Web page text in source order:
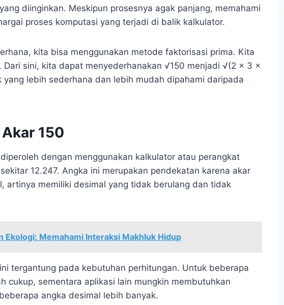
diinginkan. Meskipun prosesnya agak panjang, memahami
proses komputasi yang terjadi di balik kalkulator.
kita bisa menggunakan metode faktorisasi prima. Kita
sini, kita dapat menyederhanakan √150 menjadi √(2 x 3 x
yang lebih sederhana dan lebih mudah dipahami daripada
150
dengan menggunakan kalkulator atau perangkat
12.247. Angka ini merupakan pendekatan karena akar
artinya memiliki desimal yang tidak berulang dan tidak
Ekologi: Memahami Interaksi Makhluk Hidup
tergantung pada kebutuhan perhitungan. Untuk beberapa
cukup, sementara aplikasi lain mungkin membutuhkan
angka desimal lebih banyak.